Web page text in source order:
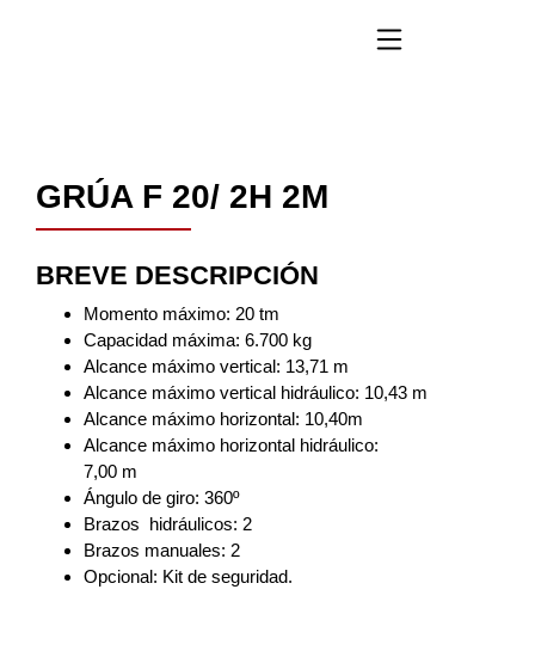
GRÚA F 20/ 2H 2M
BREVE DESCRIPCIÓN
Momento máximo: 20 tm
Capacidad máxima: 6.700 kg
Alcance máximo vertical: 13,71 m
Alcance máximo vertical hidráulico: 10,43 m
Alcance máximo horizontal: 10,40m
Alcance máximo horizontal hidráulico:
7,00 m
Ángulo de giro: 360º
Brazos hidráulicos: 2
Brazos manuales: 2
Opcional: Kit de seguridad.